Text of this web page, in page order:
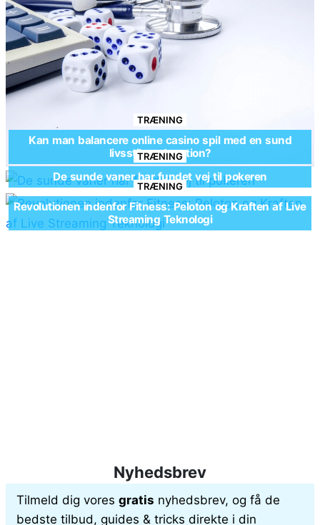
TRÆNING
Kan man balancere online casino spil med en sund
livsstil med motion?
TRÆNING
De sunde vaner har fundet vej til pokeren
TRÆNING
Revolutionen indenfor Fitness: Peloton og Kraften af Live
Streaming Teknologi
Nyhedsbrev
Tilmeld dig vores gratis nyhedsbrev, og få de
bedste tilbud, guides & tricks direkte i din